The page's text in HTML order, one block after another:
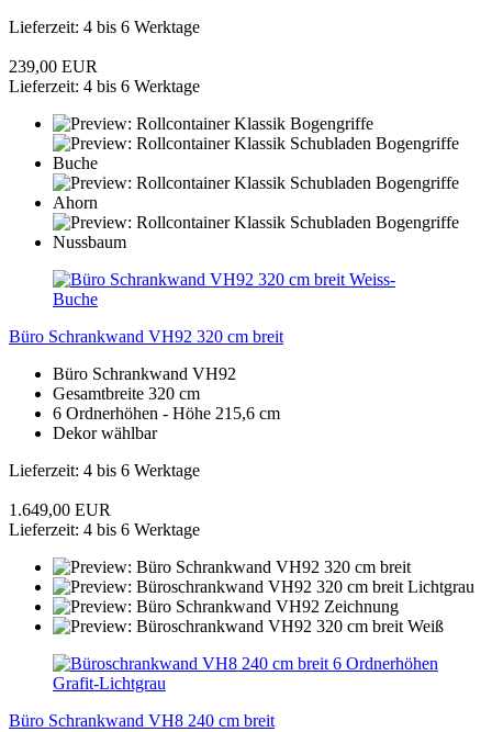
Lieferzeit: 4 bis 6 Werktage
239,00 EUR
Lieferzeit: 4 bis 6 Werktage
Büro Schrankwand VH92 320 cm breit
Büro Schrankwand VH92
Gesamtbreite 320 cm
6 Ordnerhöhen - Höhe 215,6 cm
Dekor wählbar
Lieferzeit: 4 bis 6 Werktage
1.649,00 EUR
Lieferzeit: 4 bis 6 Werktage
Büro Schrankwand VH8 240 cm breit